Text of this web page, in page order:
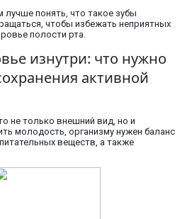
понять, что такое зубы
чтобы избежать неприятных
полости рта.
изнутри: что нужно
активной
не только внешний вид, но и
молодость, организму нужен баланс
веществ, а также